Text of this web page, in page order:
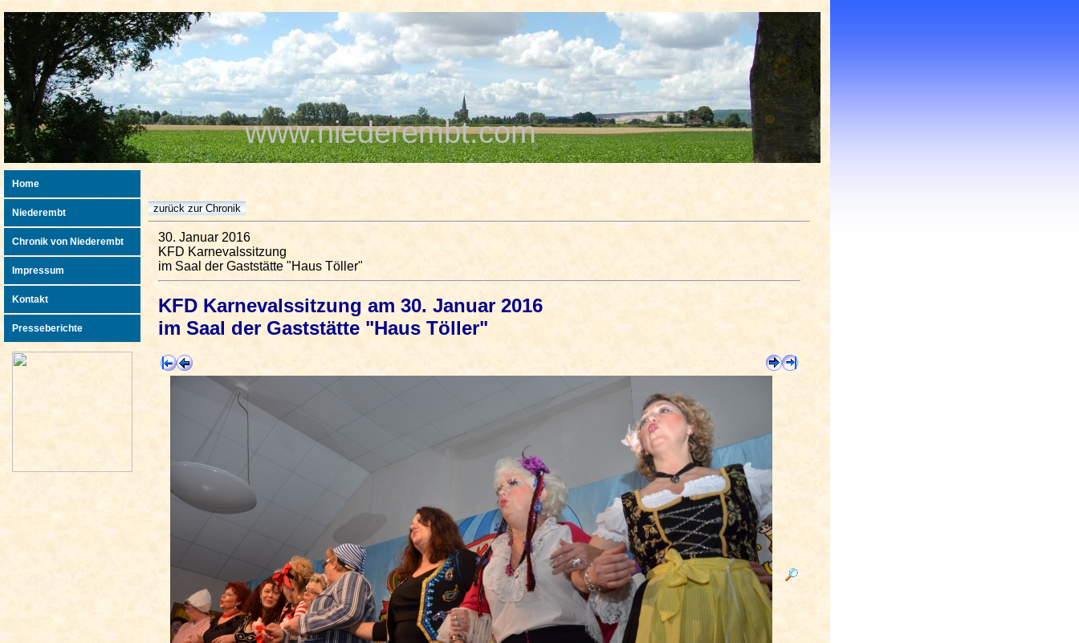
www.niederembt.com
30. Januar 2016
KFD Karnevalssitzung
im Saal der Gaststätte "Haus Töller"
KFD Karnevalssitzung am 30. Januar 2016
im Saal der Gaststätte "Haus Töller"
Home
Niederembt
Chronik von Niederembt
Impressum
Kontakt
Presseberichte